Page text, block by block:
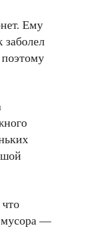
Ему
заболел
мусора —